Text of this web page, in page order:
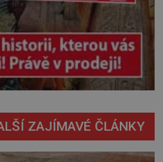
ZAJÍMAVÉ ČLÁNKY